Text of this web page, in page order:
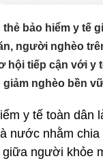
bảo hiểm y tế
người nghèo
hội tiếp cận với y
nghèo bền
y tế toàn dân
nước nhằm chia
giữa người khỏe